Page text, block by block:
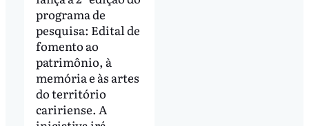
programa de
pesquisa: Edital de
fomento ao
patrimônio, à
memória e às artes
do território
caririense. A